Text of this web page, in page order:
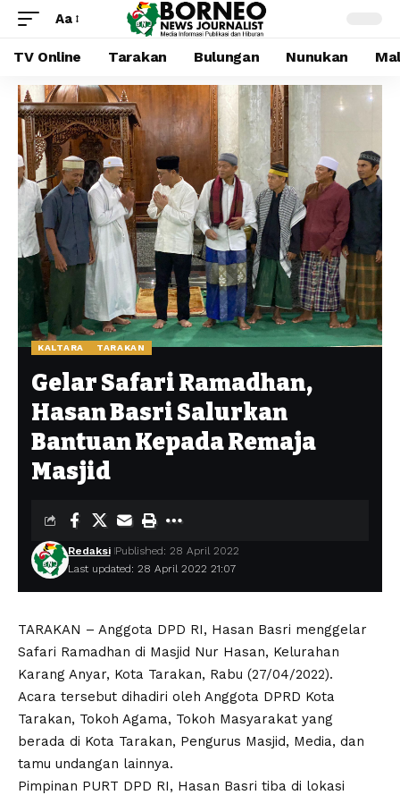
Aa
TV Online Tarakan Bulungan Nunukan
KALTARA TARAKAN
Gelar Safari Ramadhan,
Hasan Basri Salurkan
Bantuan Kepada Remaja
Masjid
Last updated: 28 April 2022 21:07
Redaksi Published: 28 April 2022
TARAKAN – Anggota DPD RI, Hasan Basri menggelar
Safari Ramadhan di Masjid Nur Hasan, Kelurahan
Karang Anyar, Kota Tarakan, Rabu (27/04/2022).
Acara tersebut dihadiri oleh Anggota DPRD Kota
Tarakan, Tokoh Agama, Tokoh Masyarakat yang
berada di Kota Tarakan, Pengurus Masjid, Media, dan
tamu undangan lainnya.
Pimpinan PURT DPD RI, Hasan Basri tiba di lokasi